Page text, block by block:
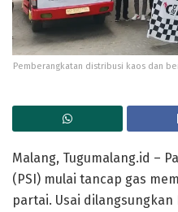
Pemberangkatan distribusi kaos dan
Malang, Tugumalang.id –
(PSI) mulai tancap gas
partai. Usai dilangsungkan